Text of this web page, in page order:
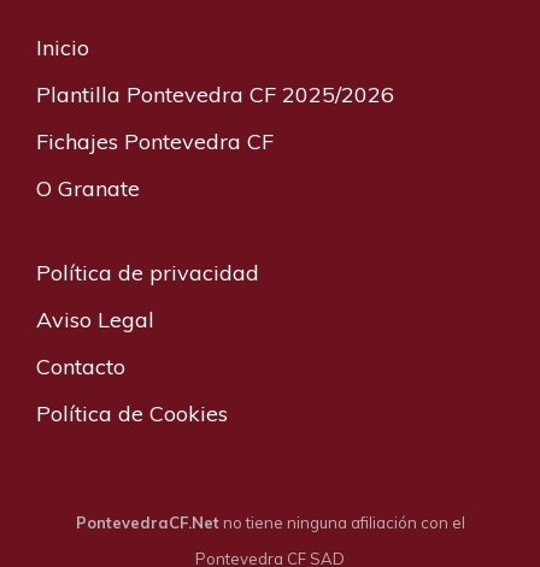
Inicio
Plantilla Pontevedra CF 2025/2026
Fichajes Pontevedra CF
O Granate
Política de privacidad
Aviso Legal
Contacto
Política de Cookies
PontevedraCF.Netno tiene ninguna afiliación con el
Pontevedra CF SAD